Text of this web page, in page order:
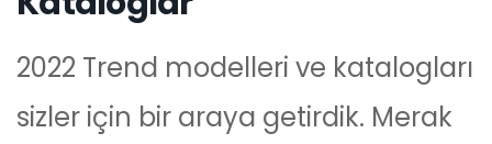
2022 Trend modelleri ve katalogları
sizler için bir araya getirdik. Merak